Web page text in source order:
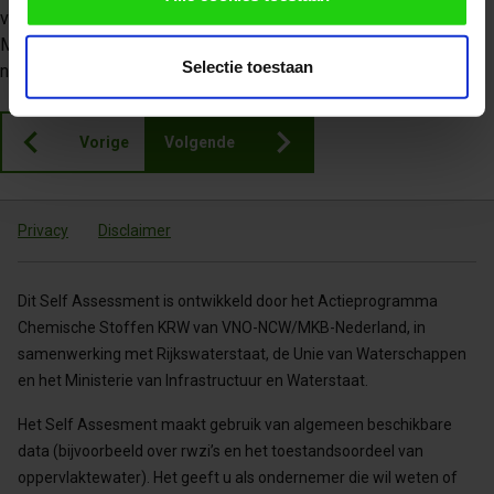
Selectie toestaan
verstandig om in gesprek te gaan met jouw omgevingsdienst.
Mogelijk moet je vergunning worden aangepast of moet er een
nieuwe melding worden gedaan.
Vorige Volgende
Privacy Disclaimer
Dit Self Assessment is ontwikkeld door het Actieprogramma
Chemische Stoffen KRW van VNO-NCW/MKB-Nederland, in
samenwerking met Rijkswaterstaat, de Unie van Waterschappen
en het Ministerie van Infrastructuur en Waterstaat.
Het Self Assesment maakt gebruik van algemeen beschikbare
data (bijvoorbeeld over rwzi’s en het toestandsoordeel van
oppervlaktewater). Het geeft u als ondernemer die wil weten of